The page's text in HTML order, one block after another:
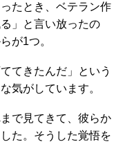
たとき、ベテラン作
」と言い放ったの
が1つ。
てきたんだ」という
気がしています。
で見てきて、彼らか
た。そうした覚悟を